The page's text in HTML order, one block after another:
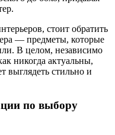
стоит обратить
— предметы, которые
В целом, независимо
никогда актуальны,
выглядеть стильно и
по выбору